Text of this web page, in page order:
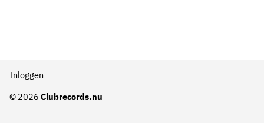
© 2026 Clubrecords.nu
Inloggen